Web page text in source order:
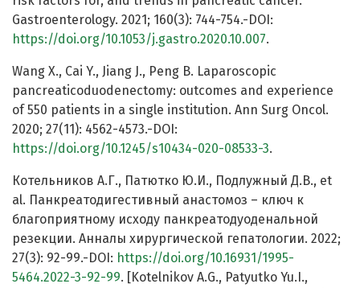
Gastroenterology. 2021; 160(3): 744-754.-DOI:
https://doi.org/10.1053/j.gastro.2020.10.007.
Wang X., Cai Y., Jiang J., Peng B. Laparoscopic
pancreaticoduodenectomy: outcomes and experience
of 550 patients in a single institution. Ann Surg Oncol.
2020; 27(11): 4562-4573.-DOI:
https://doi.org/10.1245/s10434-020-08533-3.
Котельников А.Г., Патютко Ю.И., Подлужный Д.В., et
al. Панкреатодигестивный анастомоз – ключ к
благоприятному исходу панкреатодуоденальной
резекции. Анналы хирургической гепатологии. 2022;
27(3): 92-99.-DOI: https://doi.org/10.16931/1995-
5464.2022-3-92-99. [Kotelnikov A.G., Patyutko Yu.I.,